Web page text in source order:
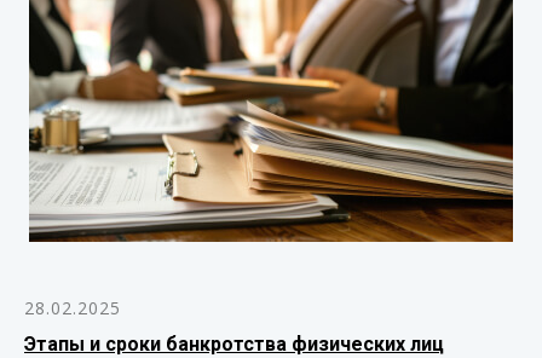
28.02.2025
Этапы и сроки банкротства физических лиц